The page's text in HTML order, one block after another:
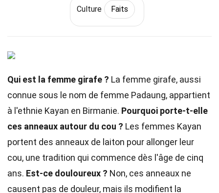
Culture Faits
Qui est la femme girafe ? La femme girafe, aussi
connue sous le nom de femme Padaung, appartient
à l'ethnie Kayan en Birmanie. Pourquoi porte-t-elle
ces anneaux autour du cou ? Les femmes Kayan
portent des anneaux de laiton pour allonger leur
cou, une tradition qui commence dès l'âge de cinq
ans. Est-ce douloureux ? Non, ces anneaux ne
causent pas de douleur, mais ils modifient la